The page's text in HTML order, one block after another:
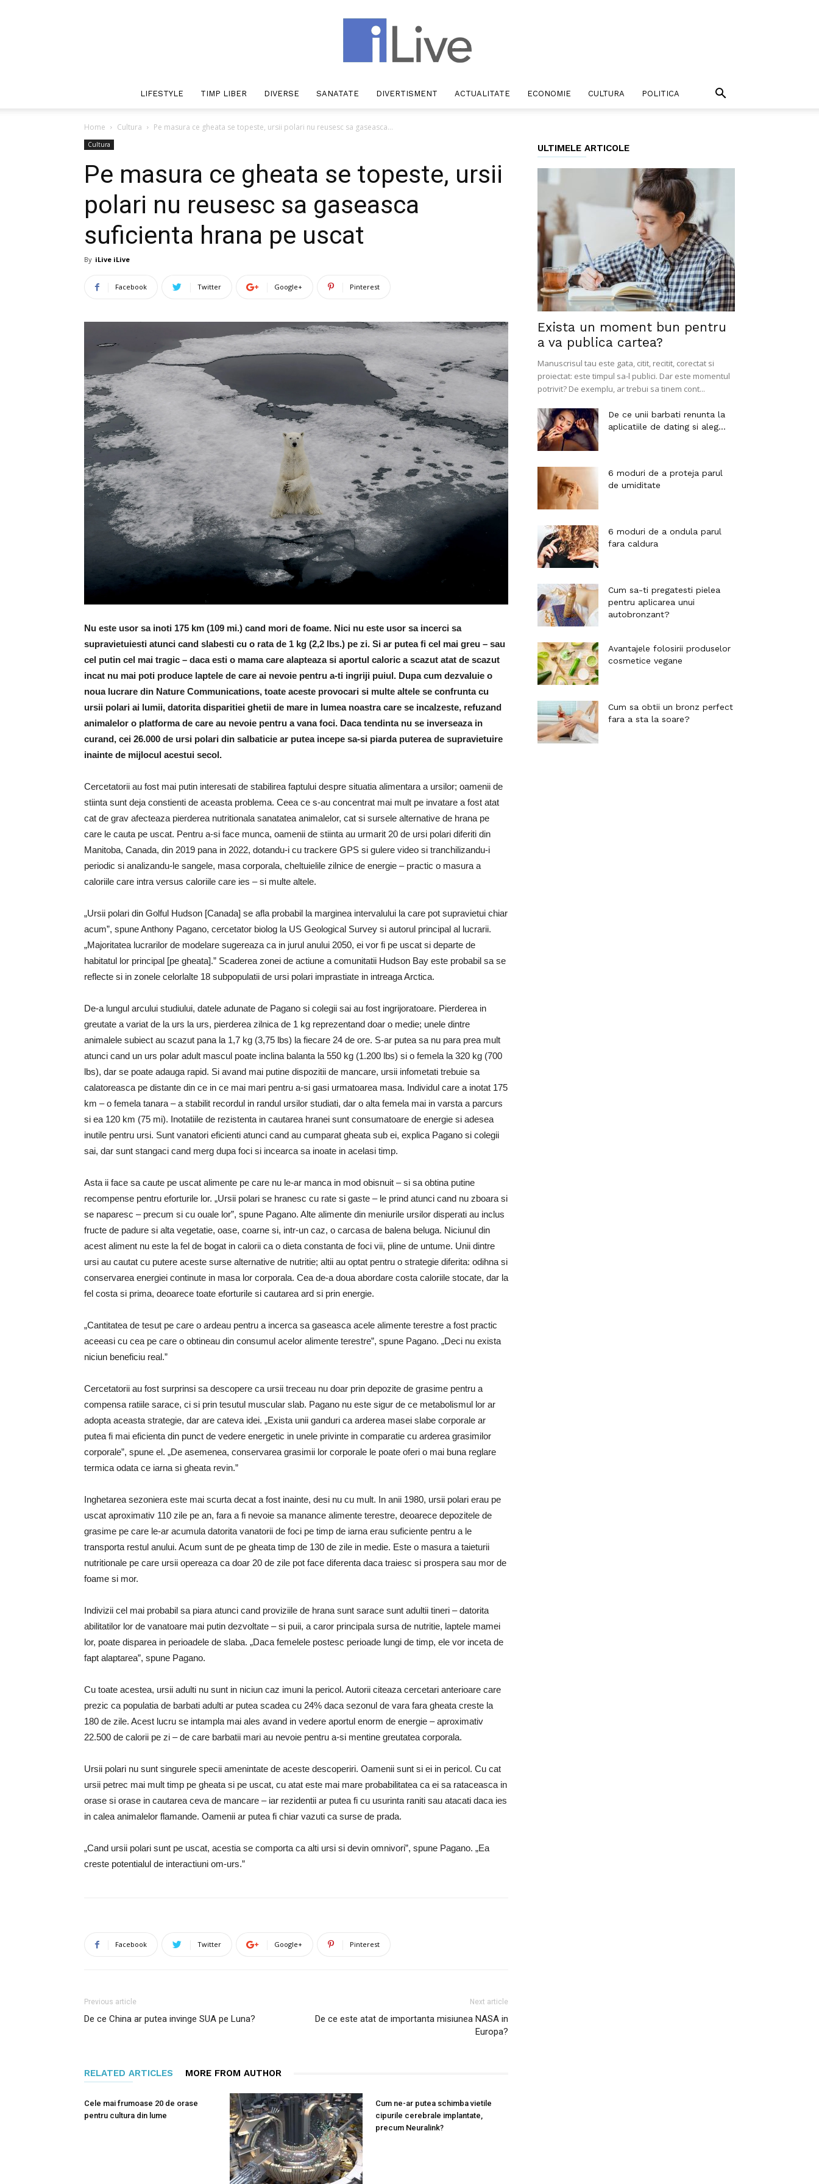
LIFESTYLE TIMP LIBER DIVERSE SANATATE DIVERTISMENT ACTUALITATE ECONOMIE CULTURA POLITICA
Home Cultura Pe masura ce gheata se topeste, ursii polari nu reusesc sa gaseasca...
Cultura
Pe masura ce gheata se topeste, ursii
polari nu reusesc sa gaseasca
suficienta hrana pe uscat
By iLive iLive
Facebook Twitter Google+ Pinterest
Nu este usor sa inoti 175 km (109 mi.) cand mori de foame. Nici nu este usor sa incerci sa
supravietuiesti atunci cand slabesti cu o rata de 1 kg (2,2 lbs.) pe zi. Si ar putea fi cel mai greu – sau
cel putin cel mai tragic – daca esti o mama care alapteaza si aportul caloric a scazut atat de scazut
incat nu mai poti produce laptele de care ai nevoie pentru a-ti ingriji puiul. Dupa cum dezvaluie o
noua lucrare din Nature Communications, toate aceste provocari si multe altele se confrunta cu
ursii polari ai lumii, datorita disparitiei ghetii de mare in lumea noastra care se incalzeste, refuzand
animalelor o platforma de care au nevoie pentru a vana foci. Daca tendinta nu se inverseaza in
curand, cei 26.000 de ursi polari din salbaticie ar putea incepe sa-si piarda puterea de supravietuire
inainte de mijlocul acestui secol.
Cercetatorii au fost mai putin interesati de stabilirea faptului despre situatia alimentara a ursilor; oamenii de
stiinta sunt deja constienti de aceasta problema. Ceea ce s-au concentrat mai mult pe invatare a fost atat
cat de grav afecteaza pierderea nutritionala sanatatea animalelor, cat si sursele alternative de hrana pe
care le cauta pe uscat. Pentru a-si face munca, oamenii de stiinta au urmarit 20 de ursi polari diferiti din
Manitoba, Canada, din 2019 pana in 2022, dotandu-i cu trackere GPS si gulere video si tranchilizandu-i
periodic si analizandu-le sangele, masa corporala, cheltuielile zilnice de energie – practic o masura a
caloriile care intra versus caloriile care ies – si multe altele.
„Ursii polari din Golful Hudson [Canada] se afla probabil la marginea intervalului la care pot supravietui chiar
acum”, spune Anthony Pagano, cercetator biolog la US Geological Survey si autorul principal al lucrarii.
„Majoritatea lucrarilor de modelare sugereaza ca in jurul anului 2050, ei vor fi pe uscat si departe de
habitatul lor principal [pe gheata].” Scaderea zonei de actiune a comunitatii Hudson Bay este probabil sa se
reflecte si in zonele celorlalte 18 subpopulatii de ursi polari imprastiate in intreaga Arctica.
De-a lungul arcului studiului, datele adunate de Pagano si colegii sai au fost ingrijoratoare. Pierderea in
greutate a variat de la urs la urs, pierderea zilnica de 1 kg reprezentand doar o medie; unele dintre
animalele subiect au scazut pana la 1,7 kg (3,75 lbs) la fiecare 24 de ore. S-ar putea sa nu para prea mult
atunci cand un urs polar adult mascul poate inclina balanta la 550 kg (1.200 lbs) si o femela la 320 kg (700
lbs), dar se poate adauga rapid. Si avand mai putine dispozitii de mancare, ursii infometati trebuie sa
calatoreasca pe distante din ce in ce mai mari pentru a-si gasi urmatoarea masa. Individul care a inotat 175
km – o femela tanara – a stabilit recordul in randul ursilor studiati, dar o alta femela mai in varsta a parcurs
si ea 120 km (75 mi). Inotatiile de rezistenta in cautarea hranei sunt consumatoare de energie si adesea
inutile pentru ursi. Sunt vanatori eficienti atunci cand au cumparat gheata sub ei, explica Pagano si colegii
sai, dar sunt stangaci cand merg dupa foci si incearca sa inoate in acelasi timp.
Asta ii face sa caute pe uscat alimente pe care nu le-ar manca in mod obisnuit – si sa obtina putine
recompense pentru eforturile lor. „Ursii polari se hranesc cu rate si gaste – le prind atunci cand nu zboara si
se naparesc – precum si cu ouale lor”, spune Pagano. Alte alimente din meniurile ursilor disperati au inclus
fructe de padure si alta vegetatie, oase, coarne si, intr-un caz, o carcasa de balena beluga. Niciunul din
acest aliment nu este la fel de bogat in calorii ca o dieta constanta de foci vii, pline de untume. Unii dintre
ursi au cautat cu putere aceste surse alternative de nutritie; altii au optat pentru o strategie diferita: odihna si
conservarea energiei continute in masa lor corporala. Cea de-a doua abordare costa caloriile stocate, dar la
fel costa si prima, deoarece toate eforturile si cautarea ard si prin energie.
„Cantitatea de tesut pe care o ardeau pentru a incerca sa gaseasca acele alimente terestre a fost practic
aceeasi cu cea pe care o obtineau din consumul acelor alimente terestre”, spune Pagano. „Deci nu exista
niciun beneficiu real.”
Cercetatorii au fost surprinsi sa descopere ca ursii treceau nu doar prin depozite de grasime pentru a
compensa ratiile sarace, ci si prin tesutul muscular slab. Pagano nu este sigur de ce metabolismul lor ar
adopta aceasta strategie, dar are cateva idei. „Exista unii ganduri ca arderea masei slabe corporale ar
putea fi mai eficienta din punct de vedere energetic in unele privinte in comparatie cu arderea grasimilor
corporale”, spune el. „De asemenea, conservarea grasimii lor corporale le poate oferi o mai buna reglare
termica odata ce iarna si gheata revin.”
Inghetarea sezoniera este mai scurta decat a fost inainte, desi nu cu mult. In anii 1980, ursii polari erau pe
uscat aproximativ 110 zile pe an, fara a fi nevoie sa manance alimente terestre, deoarece depozitele de
grasime pe care le-ar acumula datorita vanatorii de foci pe timp de iarna erau suficiente pentru a le
transporta restul anului. Acum sunt de pe gheata timp de 130 de zile in medie. Este o masura a taieturii
nutritionale pe care ursii opereaza ca doar 20 de zile pot face diferenta daca traiesc si prospera sau mor de
foame si mor.
Indivizii cel mai probabil sa piara atunci cand proviziile de hrana sunt sarace sunt adultii tineri – datorita
abilitatilor lor de vanatoare mai putin dezvoltate – si puii, a caror principala sursa de nutritie, laptele mamei
lor, poate disparea in perioadele de slaba. „Daca femelele postesc perioade lungi de timp, ele vor inceta de
fapt alaptarea”, spune Pagano.
Cu toate acestea, ursii adulti nu sunt in niciun caz imuni la pericol. Autorii citeaza cercetari anterioare care
prezic ca populatia de barbati adulti ar putea scadea cu 24% daca sezonul de vara fara gheata creste la
180 de zile. Acest lucru se intampla mai ales avand in vedere aportul enorm de energie – aproximativ
22.500 de calorii pe zi – de care barbatii mari au nevoie pentru a-si mentine greutatea corporala.
Ursii polari nu sunt singurele specii amenintate de aceste descoperiri. Oamenii sunt si ei in pericol. Cu cat
ursii petrec mai mult timp pe gheata si pe uscat, cu atat este mai mare probabilitatea ca ei sa rataceasca in
orase si orase in cautarea ceva de mancare – iar rezidentii ar putea fi cu usurinta raniti sau atacati daca ies
in calea animalelor flamande. Oamenii ar putea fi chiar vazuti ca surse de prada.
„Cand ursii polari sunt pe uscat, acestia se comporta ca alti ursi si devin omnivori”, spune Pagano. „Ea
creste potentialul de interactiuni om-urs.”
Facebook Twitter Google+ Pinterest
Previous article
De ce China ar putea invinge SUA pe Luna?
Next article
De ce este atat de importanta misiunea NASA in
Europa?
RELATED ARTICLES MORE FROM AUTHOR
Cele mai frumoase 20 de orase
pentru cultura din lume
Cum ne-ar putea schimba vietile
cipurile cerebrale implantate,
precum Neuralink?
ULTIMELE ARTICOLE
Exista un moment bun pentru
a va publica cartea?
Manuscrisul tau este gata, citit, recitit, corectat si
proiectat: este timpul sa-l publici. Dar este momentul
potrivit? De exemplu, ar trebui sa tinem cont...
De ce unii barbati renunta la
aplicatiile de dating si aleg...
6 moduri de a proteja parul
de umiditate
6 moduri de a ondula parul
fara caldura
Cum sa-ti pregatesti pielea
pentru aplicarea unui
autobronzant?
Avantajele folosirii produselor
cosmetice vegane
Cum sa obtii un bronz perfect
fara a sta la soare?